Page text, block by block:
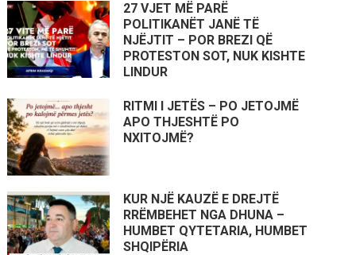
27 VJET MË PARË
POLITIKANËT JANË TË
NJËJTIT – POR BREZI QË
PROTESTON SOT, NUK KISHTE
LINDUR
RITMI I JETËS – PO JETOJMË
APO THJESHTË PO
NXITOJMË?
KUR NJË KAUZË E DREJTË
RRËMBEHET NGA DHUNA –
HUMBET QYTETARIA, HUMBET
SHQIPËRIA